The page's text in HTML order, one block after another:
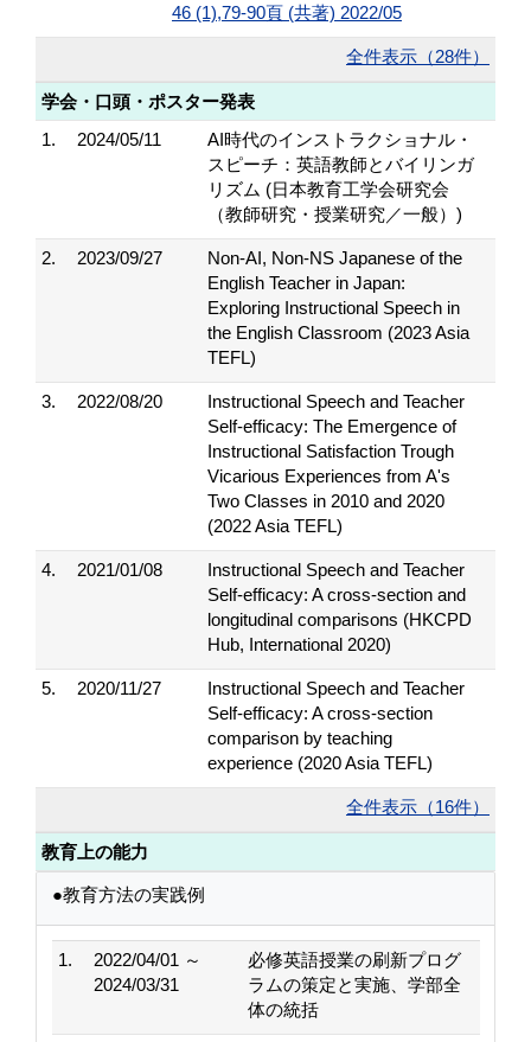
46 (1),79-90頁 (共著) 2022/05
全件表示（28件）
学会・口頭・ポスター発表
1.
2024/05/11
AI時代のインストラクショナル・
スピーチ：英語教師とバイリンガ
リズム (日本教育工学会研究会
（教師研究・授業研究／一般）)
2. 2023/09/27
Non-AI, Non-NS Japanese of the
English Teacher in Japan:
Exploring Instructional Speech in
the English Classroom (2023 Asia
TEFL)
3. 2022/08/20
Instructional Speech and Teacher
Self-efficacy: The Emergence of
Instructional Satisfaction Trough
Vicarious Experiences from A's
Two Classes in 2010 and 2020
(2022 Asia TEFL)
4. 2021/01/08
Instructional Speech and Teacher
Self-efficacy: A cross-section and
longitudinal comparisons (HKCPD
Hub, International 2020)
5. 2020/11/27
Instructional Speech and Teacher
Self-efficacy: A cross-section
comparison by teaching
experience (2020 Asia TEFL)
全件表示（16件）
教育上の能力
●教育方法の実践例
1.
2022/04/01 ～
2024/03/31
必修英語授業の刷新プログ
ラムの策定と実施、学部全
体の統括